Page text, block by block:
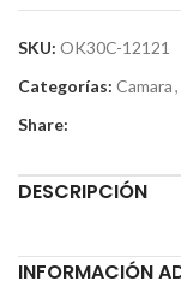
SKU: OK30C-12121
Categorías: Camara,
Share:
DESCRIPCIÓN
INFORMACIÓN